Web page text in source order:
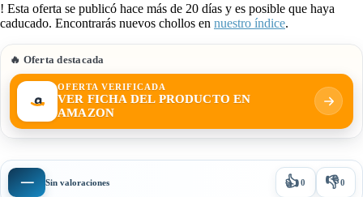
! Esta oferta se publicó hace más de 20 días y es posible que haya
caducado. Encontrarás nuevos chollos en nuestro índice.
🔥 Oferta destacada
OFERTA VERIFICADA
VER FICHA DEL PRODUCTO EN
AMAZON
— Sin valoraciones 👍0 👎0